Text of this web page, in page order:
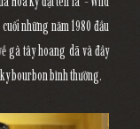
những năm 1980 đầu
gà tây hoang dã và đầy
bourbon bình thường.